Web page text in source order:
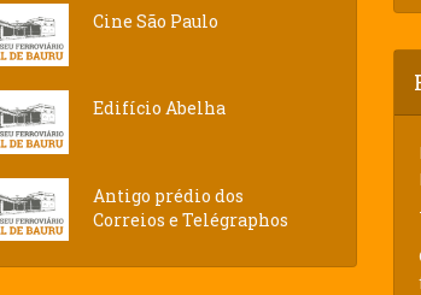
Cine São Paulo
Edifício Abelha
Antigo prédio dos
Correios e Telégraphos